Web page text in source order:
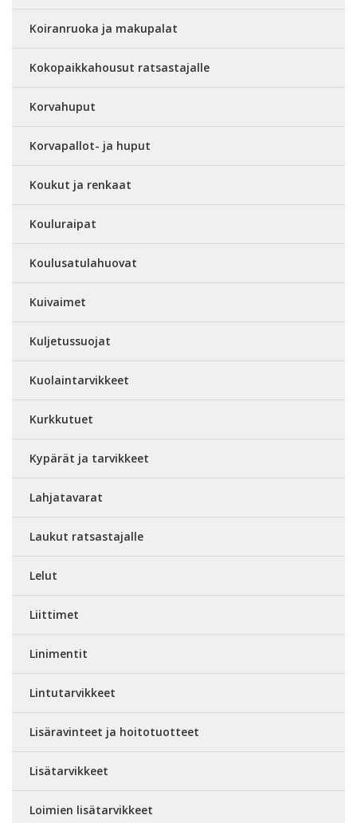
Koiranruoka ja makupalat
Kokopaikkahousut ratsastajalle
Korvahuput
Korvapallot- ja huput
Koukut ja renkaat
Kouluraipat
Koulusatulahuovat
Kuivaimet
Kuljetussuojat
Kuolaintarvikkeet
Kurkkutuet
Kypärät ja tarvikkeet
Lahjatavarat
Laukut ratsastajalle
Lelut
Liittimet
Linimentit
Lintutarvikkeet
Lisäravinteet ja hoitotuotteet
Lisätarvikkeet
Loimien lisätarvikkeet